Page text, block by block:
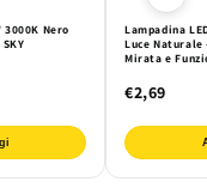
3000K Nero
Lampadina
Luce
Mirata e
€2,69